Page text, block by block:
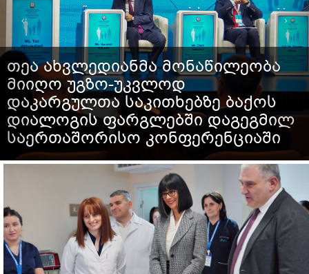
თეა ახვლედიანმა მონაწილეობა
მიიღო უგზო-უკვლოდ
დაკარგულთა საკითხებზე ბაქოს
დიალოგის ფარგლებში დაგეგმილ
საერთაშორისო კონფერენციაში